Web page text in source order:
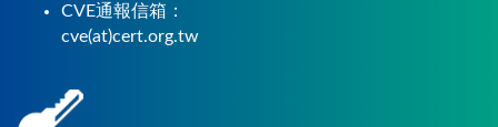
CVE通報信箱：
cve(at)cert.org.tw